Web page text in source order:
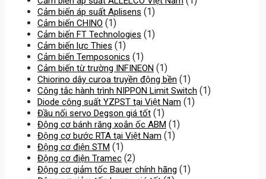
Cảm biến áp suất Aplisens (1)
Cảm biến CHINO (1)
Cảm biến FT Technologies (1)
Cảm biến lực Thies (1)
Cảm biến Temposonics (1)
Cảm biến từ trường INFINEON (1)
Chiorino dây curoa truyền động bền (1)
Công tắc hành trình NIPPON Limit Switch (1)
Diode công suất YZPST tại Việt Nam (1)
Đầu nối servo Degson giá tốt (1)
Động cơ bánh răng xoắn ốc ABM (1)
Động cơ bước RTA tại Việt Nam (1)
Động cơ điện STM (1)
Động cơ điện Tramec (2)
Động cơ giảm tốc Bauer chính hãng (1)